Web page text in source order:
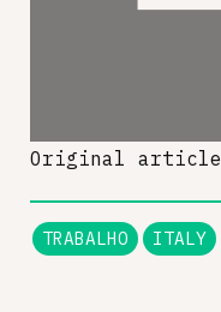
Original article
TRABALHO ITALY